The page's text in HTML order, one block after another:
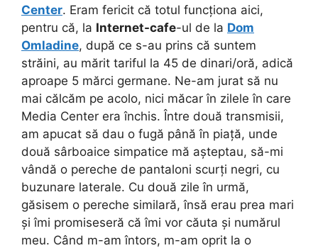
Center. Eram fericit că totul funcționa aici,
pentru că, la Internet-cafe-ul de la Dom
Omladine, după ce s-au prins că suntem
străini, au mărit tariful la 45 de dinari/oră, adică
aproape 5 mărci germane. Ne-am jurat să nu
mai călcăm pe acolo, nici măcar în zilele în care
Media Center era închis. Între două transmisii,
am apucat să dau o fugă până în piață, unde
două sârboaice simpatice mă așteptau, să-mi
vândă o pereche de pantaloni scurți negri, cu
buzunare laterale. Cu două zile în urmă,
găsisem o pereche similară, însă erau prea mari
și îmi promiseseră că îmi vor căuta și numărul
meu. Când m-am întors, m-am oprit la o